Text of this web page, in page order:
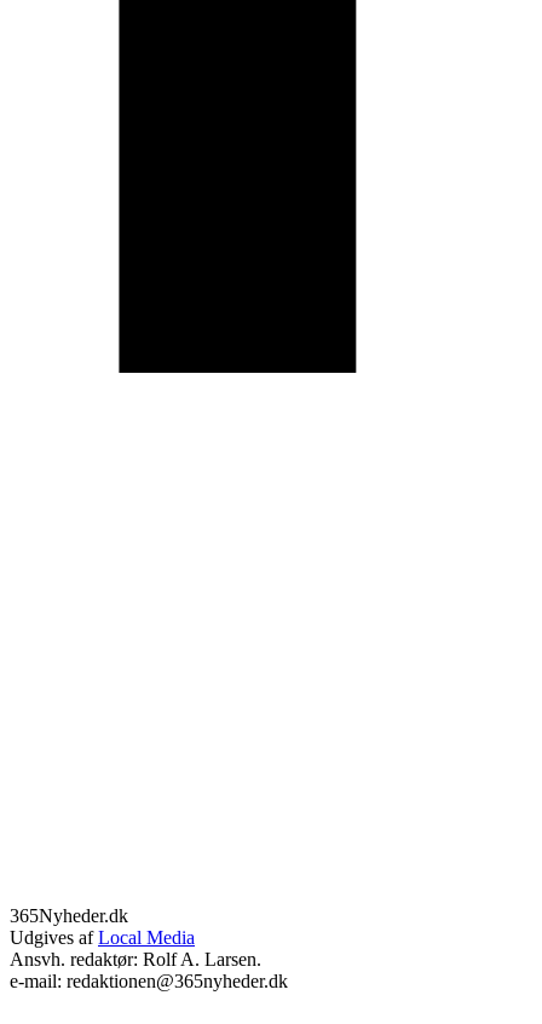
365Nyheder.dk
Udgives afLocal Media
Ansvh. redaktør: Rolf A. Larsen.
e-mail: redaktionen@365nyheder.dk